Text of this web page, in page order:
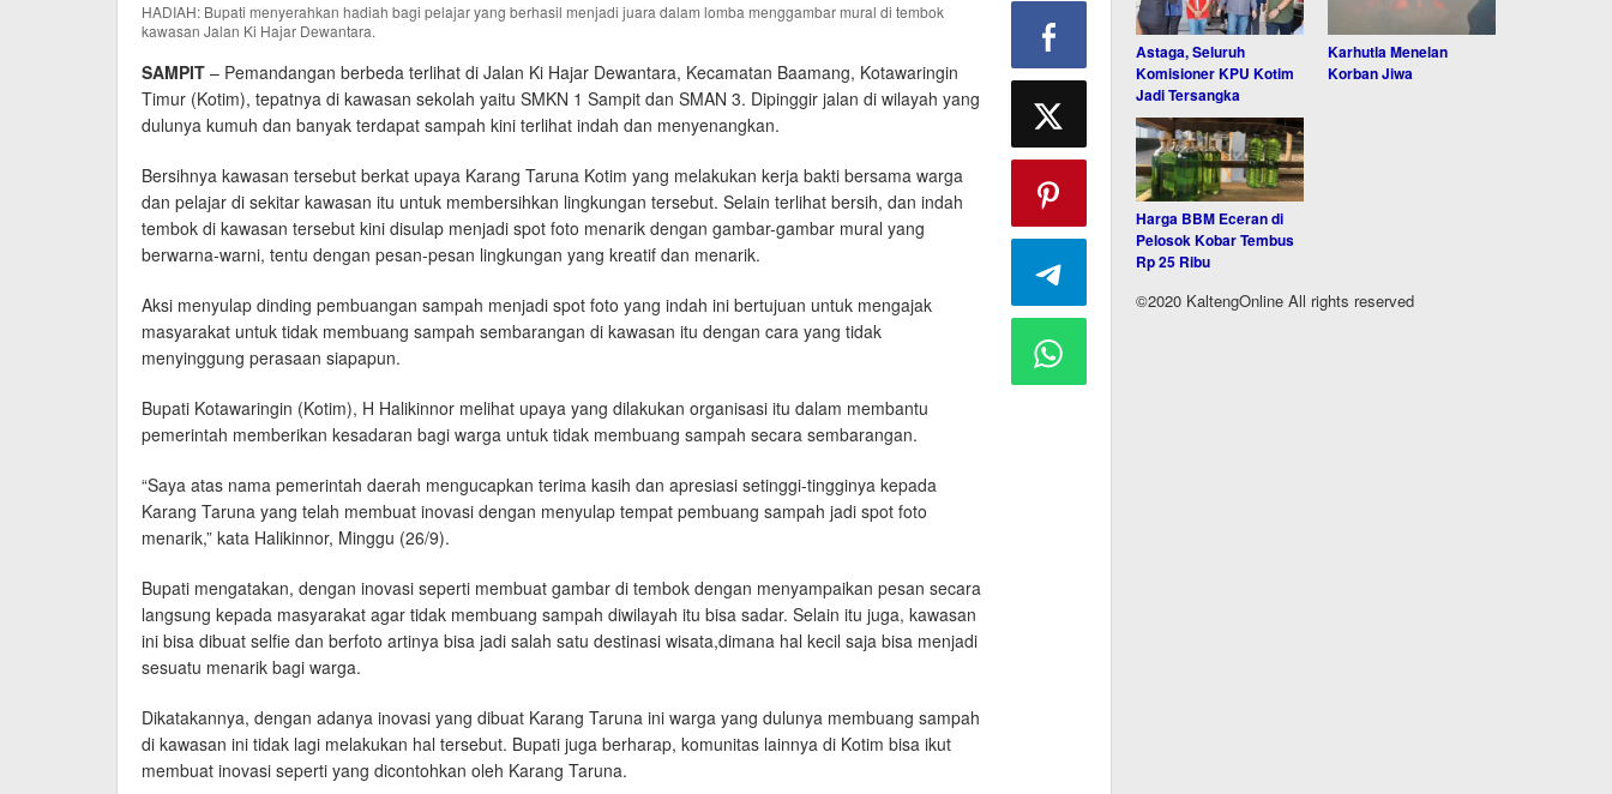
HADIAH: Bupati menyerahkan hadiah bagi pelajar yang berhasil menjadi juara dalam lomba menggambar mural di tembok
kawasan Jalan Ki Hajar Dewantara.
SAMPIT – Pemandangan berbeda terlihat di Jalan Ki Hajar Dewantara, Kecamatan Baamang, Kotawaringin
Timur (Kotim), tepatnya di kawasan sekolah yaitu SMKN 1 Sampit dan SMAN 3. Dipinggir jalan di wilayah yang
dulunya kumuh dan banyak terdapat sampah kini terlihat indah dan menyenangkan.
Bersihnya kawasan tersebut berkat upaya Karang Taruna Kotim yang melakukan kerja bakti bersama warga
dan pelajar di sekitar kawasan itu untuk membersihkan lingkungan tersebut. Selain terlihat bersih, dan indah
tembok di kawasan tersebut kini disulap menjadi spot foto menarik dengan gambar-gambar mural yang
berwarna-warni, tentu dengan pesan-pesan lingkungan yang kreatif dan menarik.
Aksi menyulap dinding pembuangan sampah menjadi spot foto yang indah ini bertujuan untuk mengajak
masyarakat untuk tidak membuang sampah sembarangan di kawasan itu dengan cara yang tidak
menyinggung perasaan siapapun.
Bupati Kotawaringin (Kotim), H Halikinnor melihat upaya yang dilakukan organisasi itu dalam membantu
pemerintah memberikan kesadaran bagi warga untuk tidak membuang sampah secara sembarangan.
“Saya atas nama pemerintah daerah mengucapkan terima kasih dan apresiasi setinggi-tingginya kepada
Karang Taruna yang telah membuat inovasi dengan menyulap tempat pembuang sampah jadi spot foto
menarik,” kata Halikinnor, Minggu (26/9).
Bupati mengatakan, dengan inovasi seperti membuat gambar di tembok dengan menyampaikan pesan secara
langsung kepada masyarakat agar tidak membuang sampah diwilayah itu bisa sadar. Selain itu juga, kawasan
ini bisa dibuat selfie dan berfoto artinya bisa jadi salah satu destinasi wisata,dimana hal kecil saja bisa menjadi
sesuatu menarik bagi warga.
Dikatakannya, dengan adanya inovasi yang dibuat Karang Taruna ini warga yang dulunya membuang sampah
di kawasan ini tidak lagi melakukan hal tersebut. Bupati juga berharap, komunitas lainnya di Kotim bisa ikut
membuat inovasi seperti yang dicontohkan oleh Karang Taruna.
Astaga, Seluruh
Komisioner KPU Kotim
Jadi Tersangka
Karhutla Menelan
Korban Jiwa
Harga BBM Eceran di
Pelosok Kobar Tembus
Rp 25 Ribu
©2020 KaltengOnline All rights reserved